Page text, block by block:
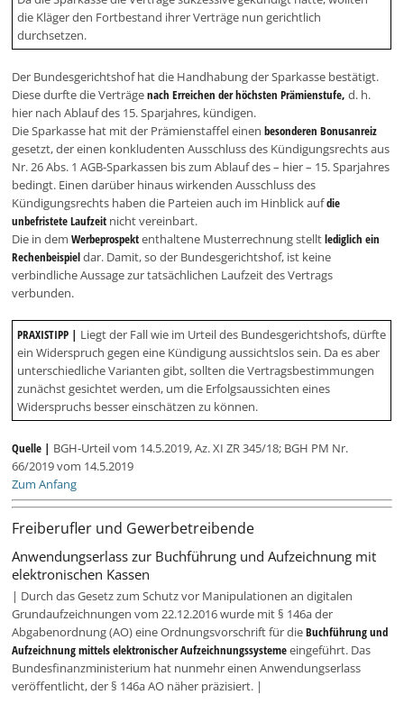
die Kläger den Fortbestand ihrer Verträge nun gerichtlich
durchsetzen.
Der Bundesgerichtshof hat die Handhabung der Sparkasse bestätigt.
Diese durfte die Verträgenach Erreichen der höchsten Prämienstufe, d. h.
hier nach Ablauf des 15. Sparjahres, kündigen.
Die Sparkasse hat mit der Prämienstaffel einenbesonderen Bonusanreiz
gesetzt, der einen konkludenten Ausschluss des Kündigungsrechts aus
Nr. 26 Abs. 1 AGB-Sparkassen bis zum Ablauf des – hier – 15. Sparjahres
bedingt. Einen darüber hinaus wirkenden Ausschluss des
Kündigungsrechts haben die Parteien auch im Hinblick aufdie
unbefristete Laufzeit nicht vereinbart.
Die in demWerbeprospektenthaltene Musterrechnung stelltlediglich ein
Rechenbeispieldar. Damit, so der Bundesgerichtshof, ist keine
verbindliche Aussage zur tatsächlichen Laufzeit des Vertrags
verbunden.
PRAXISTIPP | Liegt der Fall wie im Urteil des Bundesgerichtshofs, dürfte
ein Widerspruch gegen eine Kündigung aussichtslos sein. Da es aber
unterschiedliche Varianten gibt, sollten die Vertragsbestimmungen
zunächst gesichtet werden, um die Erfolgsaussichten eines
Widerspruchs besser einschätzen zu können.
Quelle | BGH-Urteil vom 14.5.2019, Az. XI ZR 345/18; BGH PM Nr.
66/2019 vom 14.5.2019
Zum Anfang
Freiberufler und Gewerbetreibende
Anwendungserlass zur Buchführung und Aufzeichnung mit
elektronischen Kassen
| Durch das Gesetz zum Schutz vor Manipulationen an digitalen
Grundaufzeichnungen vom 22.12.2016 wurde mit § 146a der
Abgabenordnung (AO) eine Ordnungsvorschrift für dieBuchführung und
Aufzeichnung mittels elektronischer Aufzeichnungssystemeeingeführt. Das
Bundesfinanzministerium hat nunmehr einen Anwendungserlass
veröffentlicht, der § 146a AO näher präzisiert. |